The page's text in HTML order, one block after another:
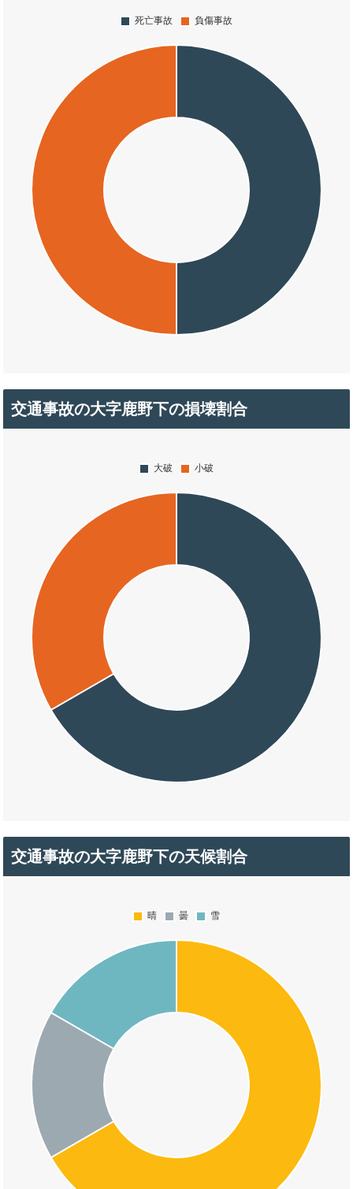
交通事故の大字鹿野下の損壊割合
交通事故の大字鹿野下の天候割合